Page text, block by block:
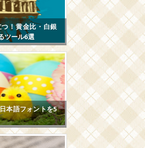
！黄金比・白銀
ツール6選
本語フォントを5